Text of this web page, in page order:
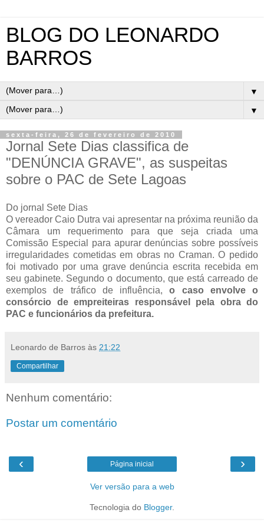
BLOG DO LEONARDO
BARROS
▼
▼
sexta-feira, 26 de fevereiro de 2010
Jornal Sete Dias classifica de
"DENÚNCIA GRAVE", as suspeitas
sobre o PAC de Sete Lagoas
Do jornal Sete Dias
O vereador Caio Dutra vai apresentar na próxima reunião da
Câmara um requerimento para que seja criada uma
Comissão Especial para apurar denúncias sobre possíveis
irregularidades cometidas em obras no Craman. O pedido
foi motivado por uma grave denúncia escrita recebida em
seu gabinete. Segundo o documento, que está carreado de
exemplos de tráfico de influência,o caso envolve o
consórcio de empreiteiras responsável pela obra do
PAC e funcionários da prefeitura.
Leonardo de Barros às 21:22
Compartilhar
Nenhum comentário:
Postar um comentário
‹ ›
Página inicial
Ver versão para a web
Tecnologia do Blogger.